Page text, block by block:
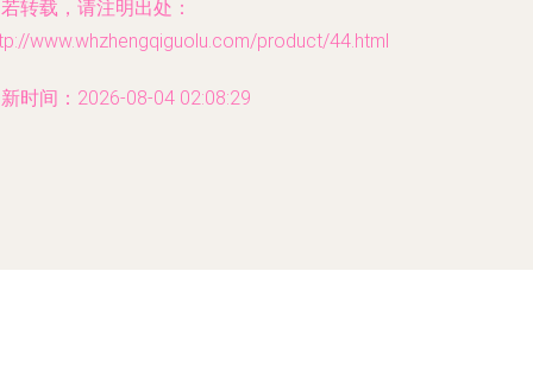
转载，请注明出处：
www.whzhengqiguolu.com/product/44.html
时间：2026-08-04 02:08:29